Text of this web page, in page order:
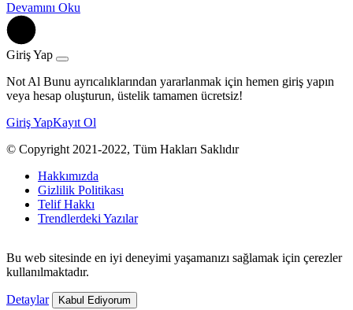
Devamını Oku
Giriş Yap
Not Al Bunu ayrıcalıklarından yararlanmak için hemen giriş yapın
veya hesap oluşturun, üstelik tamamen ücretsiz!
Giriş YapKayıt Ol
© Copyright 2021-2022, Tüm Hakları Saklıdır
Hakkımızda
Gizlilik Politikası
Telif Hakkı
Trendlerdeki Yazılar
Bu web sitesinde en iyi deneyimi yaşamanızı sağlamak için çerezler
kullanılmaktadır.
Detaylar Kabul Ediyorum